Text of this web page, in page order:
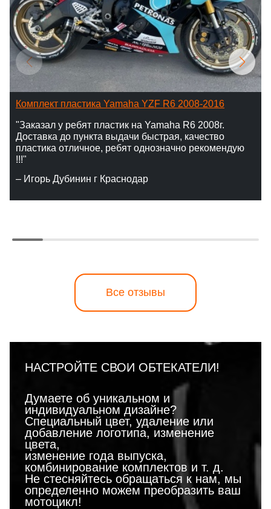
Комплект пластика Yamaha YZF R6 2008-2016
"Заказал у ребят пластик на Yamaha R6 2008г.
Доставка до пункта выдачи быстрая, качество
пластика отличное, ребят однозначно рекомендую
!!!"
– Игорь Дубинин г Краснодар
Все отзывы
НАСТРОЙТЕ СВОИ ОБТЕКАТЕЛИ!
Думаете об уникальном и
индивидуальном дизайне?
Специальный цвет, удаление или
добавление логотипа, изменение
цвета,
изменение года выпуска,
комбинирование комплектов и т. д.
Не стесняйтесь обращаться к нам, мы
определенно можем преобразить ваш
мотоцикл!